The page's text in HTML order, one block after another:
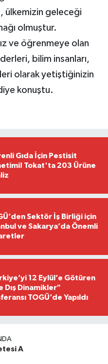
ülkemizin geleceği
olmuştur.
ve öğrenmeye olan
bilim insanları,
olarak yetiştiğinizin
konuştu.
Gıda İçin Pestisit
Tokat'ta 203 Ürüne
Sektör İş Birliği için
ve Sakarya’da Önemli
12 Eylül’e Götüren
Dış Dinamikler"
TOGÜ’de Yapıldı
A